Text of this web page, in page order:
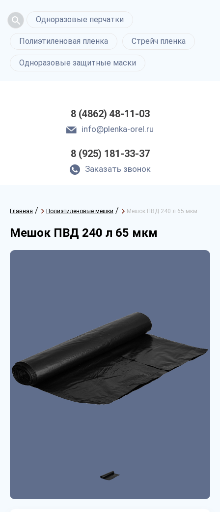
Одноразовые перчатки
Полиэтиленовая пленка Стрейч пленка
Одноразовые защитные маски
8 (4862) 48-11-03
info@plenka-orel.ru
8 (925) 181-33-37
Заказать звонок
Главная / Полиэтиленовые мешки / Мешок ПВД 240 л 65 мкм
Мешок ПВД 240 л 65 мкм